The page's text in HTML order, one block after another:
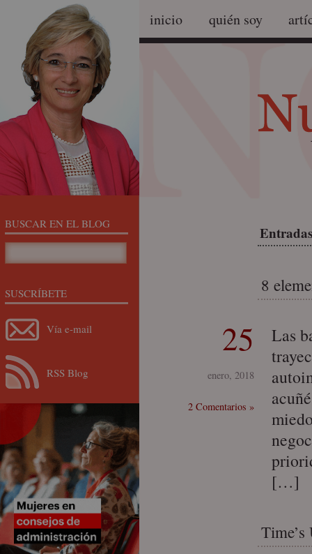
inicio quién soy
8
25
enero, 2018
2 Comentarios »
Las
[…]
BUSCAR EN EL BLOG
SUSCRÍBETE
Vía e-mail
RSS Blog